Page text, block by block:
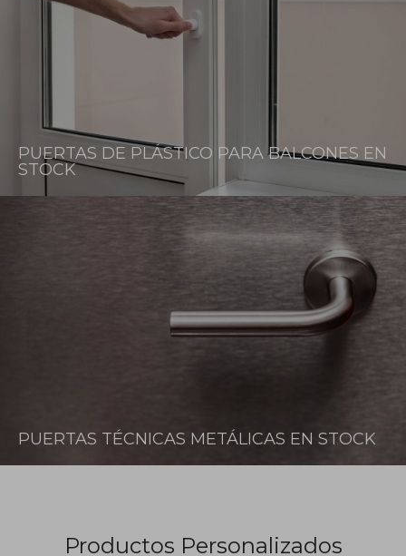
PUERTAS DE PLÁSTICO PARA BALCONES EN
STOCK
PUERTAS TÉCNICAS METÁLICAS EN STOCK
Productos Personalizados